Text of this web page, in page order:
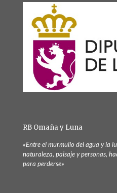
RB Omaña y Luna
«Entre el murmullo del agua y la
naturaleza, paisaje y personas,
para perderse»